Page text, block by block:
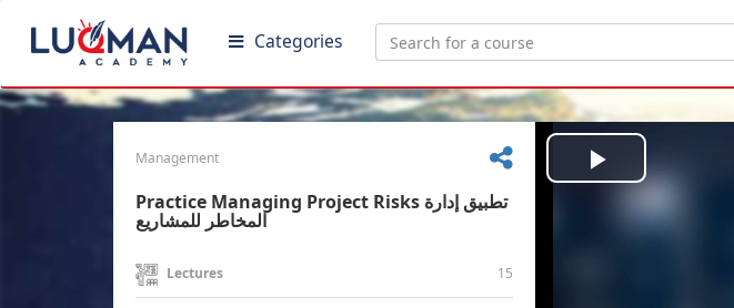
Categories
Management
Practice Managing Project Risks تطبيق إدارة
المخاطر للمشاريع
Lectures 15
Play
Video